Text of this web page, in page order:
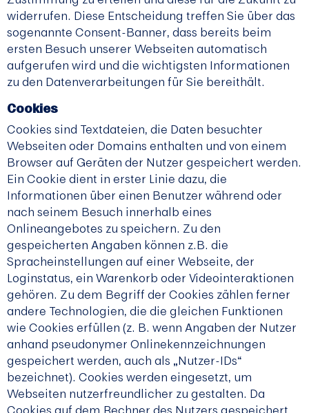
widerrufen. Diese Entscheidung treffen Sie über das
sogenannte Consent-Banner, dass bereits beim
ersten Besuch unserer Webseiten automatisch
aufgerufen wird und die wichtigsten Informationen
zu den Datenverarbeitungen für Sie bereithält.
Cookies
Cookies sind Textdateien, die Daten besuchter
Webseiten oder Domains enthalten und von einem
Browser auf Geräten der Nutzer gespeichert werden.
Ein Cookie dient in erster Linie dazu, die
Informationen über einen Benutzer während oder
nach seinem Besuch innerhalb eines
Onlineangebotes zu speichern. Zu den
gespeicherten Angaben können z.B. die
Spracheinstellungen auf einer Webseite, der
Loginstatus, ein Warenkorb oder Videointeraktionen
gehören. Zu dem Begriff der Cookies zählen ferner
andere Technologien, die die gleichen Funktionen
wie Cookies erfüllen (z. B. wenn Angaben der Nutzer
anhand pseudonymer Onlinekennzeichnungen
gespeichert werden, auch als „Nutzer-IDs“
bezeichnet). Cookies werden eingesetzt, um
Webseiten nutzerfreundlicher zu gestalten. Da